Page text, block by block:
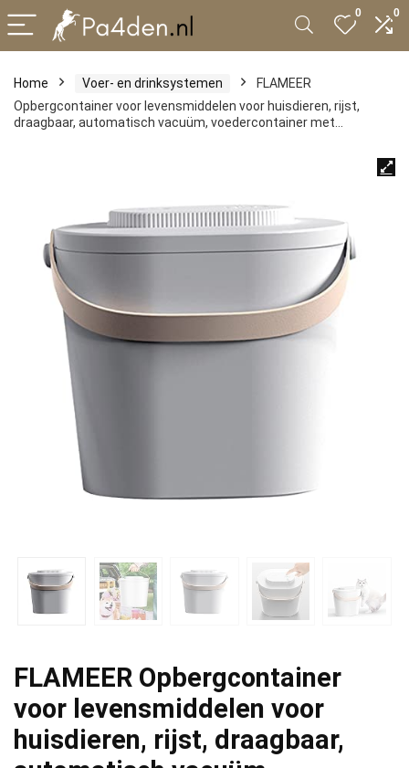
0 0
Home Voer- en drinksystemen
FLAMEER
Opbergcontainer voor levensmiddelen voor huisdieren, rijst,
draagbaar, automatisch vacuüm, voedercontainer met…
FLAMEER Opbergcontainer
voor levensmiddelen voor
huisdieren, rijst, draagbaar,